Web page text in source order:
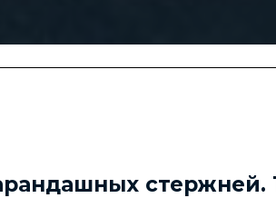
стержней.